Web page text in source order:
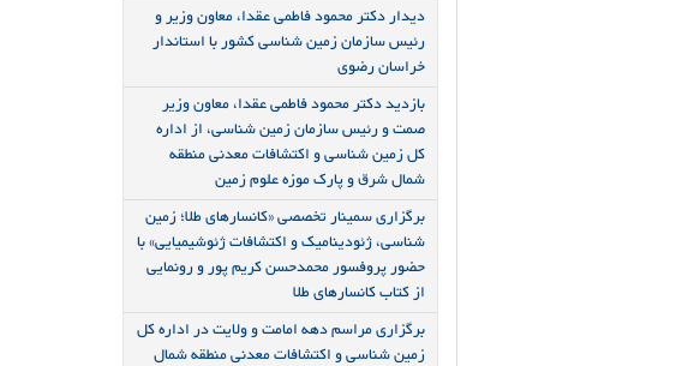
دیدار دکتر محمود فاطمی عقدا، معاون وزیر و
رئیس سازمان زمین شناسی کشور با استاندار
خراسان رضوی
بازدید دکتر محمود فاطمی عقدا، معاون وزیر
صمت و رئیس سازمان زمین شناسی، از اداره
کل زمین شناسی و اکتشافات معدنی منطقه
شمال شرق و پارک موزه علوم زمین
برگزاری سمینار تخصصی «کانسارهای طلا؛ زمین
شناسی، ژئودینامیک و اکتشافات ژئوشیمیایی» با
حضور پروفسور محمدحسن کریم پور و رونمایی
از کتاب کانسارهای طلا
برگزاری مراسم دهه امامت و ولایت در اداره کل
زمین شناسی و اکتشافات معدنی منطقه شمال